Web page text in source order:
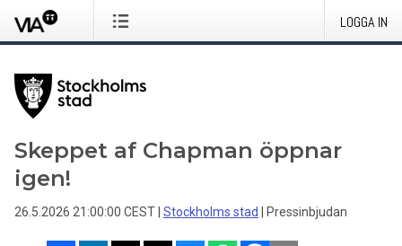
LOGGA IN
Skeppet af Chapman öppnar
igen!
26.5.2026 21:00:00 CEST Stockholms stad Pressinbjudan